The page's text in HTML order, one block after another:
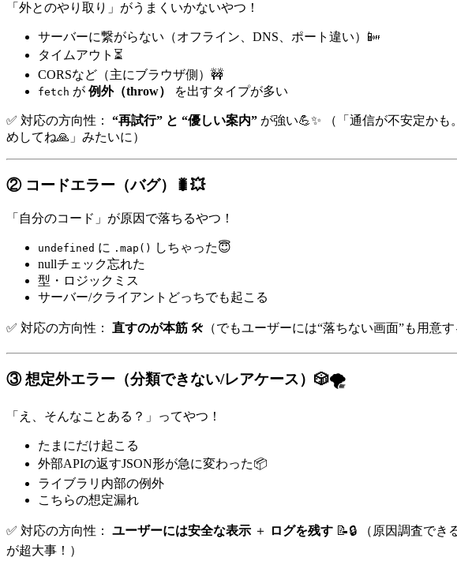
「外とのやり取り」がうまくいかないやつ！
サーバーに繋がらない（オフライン、DNS、ポート違い）📴
タイムアウト⏳
CORSなど（主にブラウザ側）🚧
fetch が 例外（throw） を出すタイプが多い
✅ 対応の方向性： “再試行” と “優しい案内” が強い💪✨ （「通信が不安定かも
めしてね🙏」みたいに）
② コードエラー（バグ）🐛💥
「自分のコード」が原因で落ちるやつ！
undefined に .map()
しちゃった😇
nullチェック忘れた
型・ロジックミス
サーバー/クライアントどっちでも起こる
✅ 対応の方向性： 直すのが本筋 🛠️（でもユーザーには“落ちない画面”も用意す
③ 想定外エラー（分類できない/レアケース）🎲🌪️
「え、そんなことある？」ってやつ！
たまにだけ起こる
外部APIの返すJSON形が急に変わった📦
ライブラリ内部の例外
こちらの想定漏れ
✅ 対応の方向性： ユーザーには安全な表示 ＋ ログを残す 📝🔒 （原因調査でき
が超大事！）